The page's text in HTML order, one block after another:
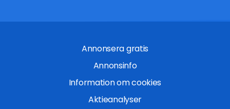
Annonsera gratis
Annonsinfo
Information om cookies
Aktieanalyser